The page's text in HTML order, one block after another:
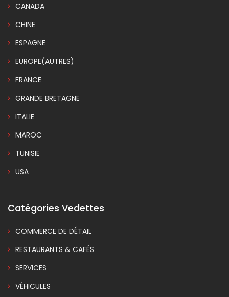
CANADA
CHINE
ESPAGNE
EUROPE(AUTRES)
FRANCE
GRANDE BRETAGNE
ITALIE
MAROC
TUNISIE
USA
Catégories Vedettes
COMMERCE DE DÉTAIL
RESTAURANTS & CAFÉS
SERVICES
VÉHICULES